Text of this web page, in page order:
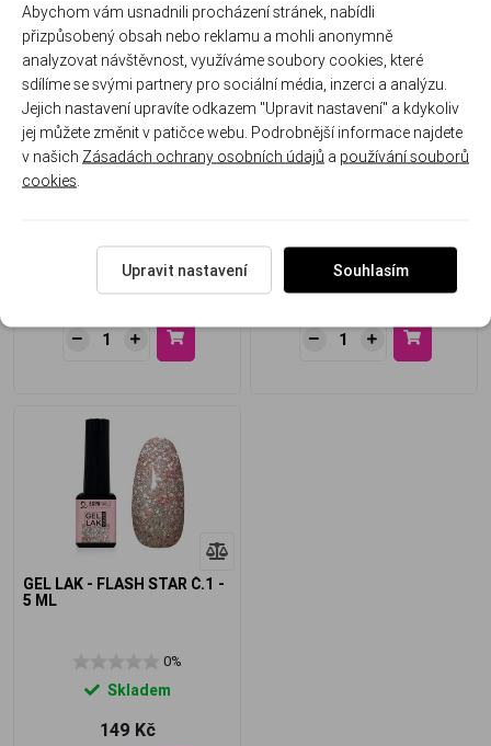
GEL LAK - FLASH STAR Č.3 -
5 ML
Skladem
149 Kč
GEL LAK - FLASH STAR Č.2 -
5 ML
Skladem
149 Kč
GEL LAK - FLASH STAR Č.1 -
5 ML
0%
Skladem
149 Kč
Abychom vám usnadnili procházení stránek, nabídli
přizpůsobený obsah nebo reklamu a mohli anonymně
analyzovat návštěvnost, využíváme soubory cookies, které
sdílíme se svými partnery pro sociální média, inzerci a analýzu.
Jejich nastavení upravíte odkazem "Upravit nastavení" a kdykoliv
jej můžete změnit v patičce webu. Podrobnější informace najdete
v našich Zásadách ochrany osobních údajů a používání souborů
cookies
Upravit nastavení Souhlasím